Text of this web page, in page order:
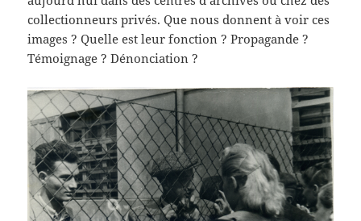
collectionneurs privés. Que nous donnent à voir ces
images ? Quelle est leur fonction ? Propagande ?
Témoignage ? Dénonciation ?